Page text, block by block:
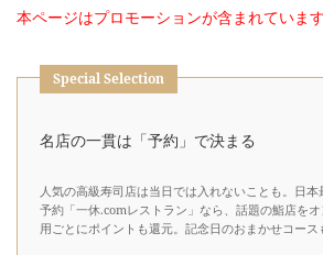
本ページはプロモーションが含まれています
Special Selection
名店の一貫は「予約」で決まる
人気の高級寿司店は当日では入れないことも。日
予約「一休.comレストラン」なら、話題の鮨店を
用ごとにポイントも還元。記念日のおまかせコース